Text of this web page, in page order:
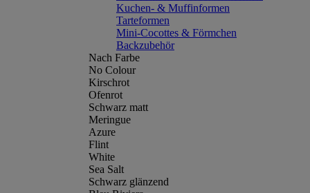
Kuchen- & Muffinformen
Tarteformen
Mini-Cocottes & Förmchen
Backzubehör
Nach Farbe
No Colour
Kirschrot
Ofenrot
Schwarz matt
Meringue
Azure
Flint
White
Sea Salt
Schwarz glänzend